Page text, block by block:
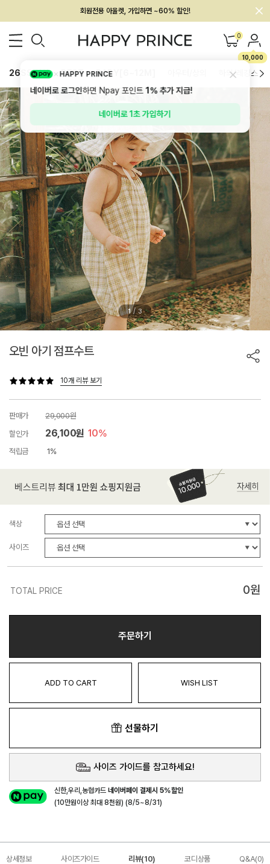
회원전용 아울렛, 가입하면 ~60% 할인!
멤버십 최대 28,000원 혜택 0
10,000
26SS 신상 BEST BABY[6~12M] 하의/레깅스
1 / 3
오빈 아기 점프수트
10개 리뷰 보기
판매가
29,000원
할인가
26,100원 10%
적립금 1%
색상
사이즈
TOTAL PRICE 0원
주문하기
ADD TO CART WISH LIST
선물하기
사이즈 가이드를 참고하세요!
신한,우리,농협카드네이버페이 결제시 5%할인
(10만원이상 최대 8천원) (8/5~8/31)
상세정보 사이즈가이드 리뷰(10) 코디상품 Q&A(0)
HAPPY PRINCE
네이버로 로그인하면 Npay 포인트1%추가 지급!
네이버로 1초 가입하기